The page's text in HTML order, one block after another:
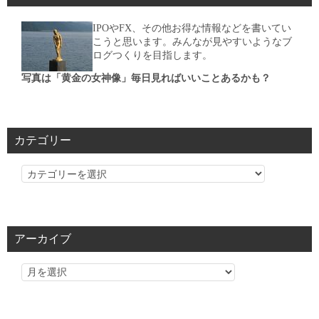
IPOやFX、その他お得な情報などを書いてい
こうと思います。みんなが見やすいようなブ
ログつくりを目指します。
写真は「黄金の女神像」毎日見ればいいことあるかも？
カテゴリー
カ
リ
アーカイブ